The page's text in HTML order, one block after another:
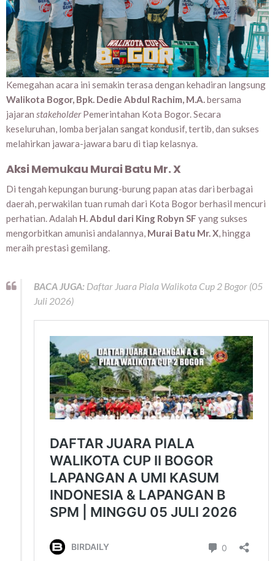
Kemegahan acara ini semakin terasa dengan kehadiran langsung
Walikota Bogor, Bpk. Dedie Abdul Rachim, M.A.bersama
jajaran stakeholderPemerintahan Kota Bogor. Secara
keseluruhan, lomba berjalan sangat kondusif, tertib, dan sukses
melahirkan jawara-jawara baru di tiap kelasnya.
Aksi Memukau Murai Batu Mr. X
Di tengah kepungan burung-burung papan atas dari berbagai
daerah, perwakilan tuan rumah dari Kota Bogor berhasil mencuri
perhatian. Adalah H. Abdul dari King Robyn SF yang sukses
mengorbitkan amunisi andalannya, Murai Batu Mr. X, hingga
meraih prestasi gemilang.
BACA JUGA: Daftar Juara Piala Walikota Cup 2 Bogor (05
Juli 2026)